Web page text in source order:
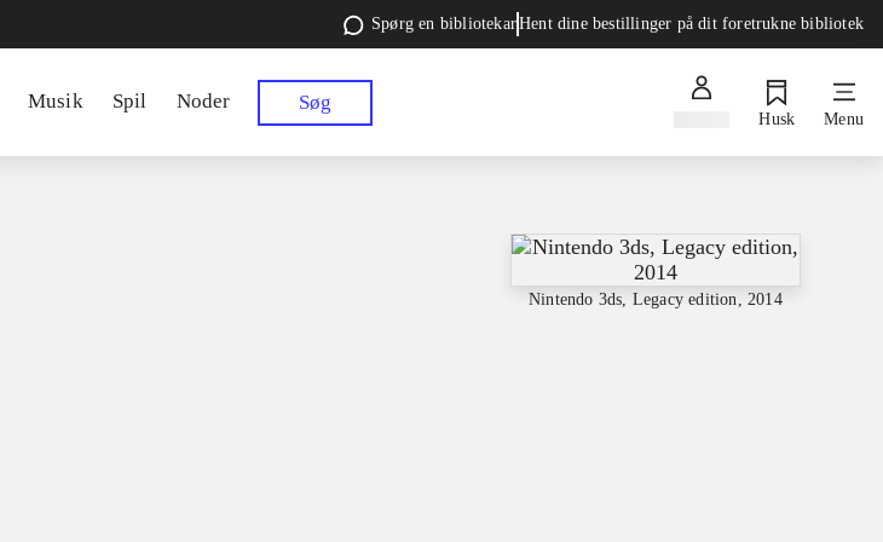
Spørg en bibliotekarHent dine bestillinger på dit foretrukne bibliotek
Musik Spil Noder Søg
Husk Menu
Nintendo 3ds, Legacy edition, 2014